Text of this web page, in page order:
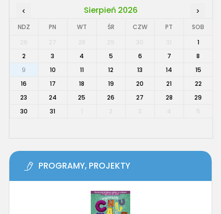
‹ Sierpień 2026 ›
NDZ PN WT ŚR CZW PT
SOB
1
2
3 4 5 6 7
8
9
10 11 12 13 14
15
16
17 18 19 20 21
22
23
24 25 26 27 28
29
30
31
PROGRAMY, PROJEKTY